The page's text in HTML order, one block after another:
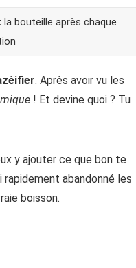
la bouteille après chaque
. Après avoir vu les
! Et devine quoi ? Tu
y ajouter ce que bon te
rapidement abandonné les
boisson.